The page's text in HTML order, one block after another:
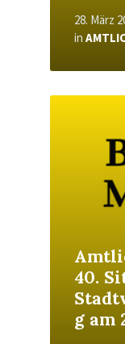
28. März
in
40.
g am
Read